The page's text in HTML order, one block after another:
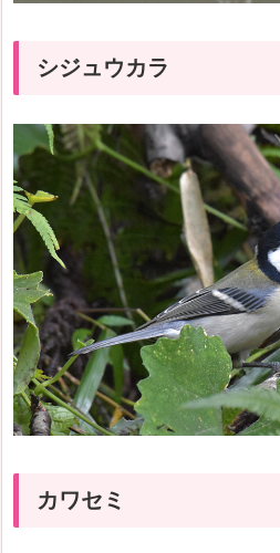
シジュウカラ
カワセミ